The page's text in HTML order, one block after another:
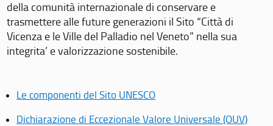
della comunità internazionale di conservare e
trasmettere alle future generazioni il Sito “Città di
Vicenza e le Ville del Palladio nel Veneto” nella sua
integrita’ e valorizzazione sostenibile.
Le componenti del Sito UNESCO
Dichiarazione di Eccezionale Valore Universale (OUV)